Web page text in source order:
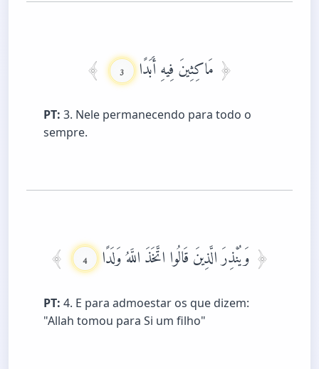
مَاكِثِينَ فِيهِ أَبَدًا 3
PT: 3. Nele permanecendo para todo o
sempre.
وَيُنْذِرَ الَّذِينَ قَالُوا اتَّخَذَ اللَّهُ وَلَدًا 4
PT: 4. E para admoestar os que dizem:
"Allah tomou para Si um filho"